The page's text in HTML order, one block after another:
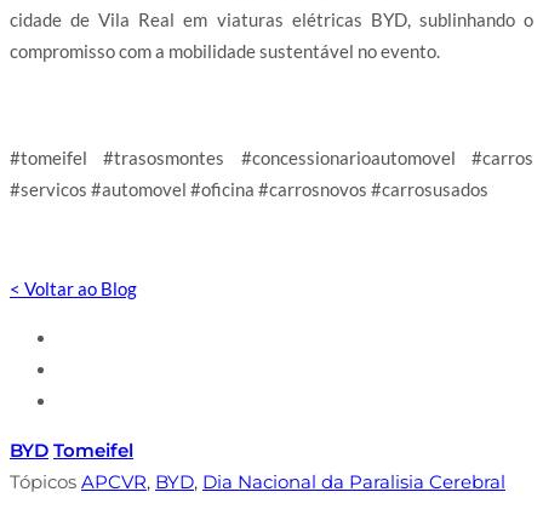
cidade de Vila Real em viaturas elétricas BYD, sublinhando o
compromisso com a mobilidade sustentável no evento.
#tomeifel #trasosmontes #concessionarioautomovel #carros
#servicos #automovel #oficina #carrosnovos #carrosusados
< Voltar ao Blog
BYD Tomeifel
Tópicos APCVR, BYD, Dia Nacional da Paralisia Cerebral